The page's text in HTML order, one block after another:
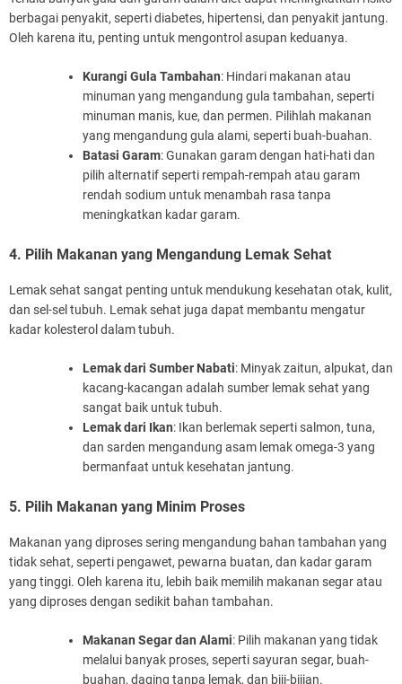
berbagai penyakit, seperti diabetes, hipertensi, dan penyakit jantung.
Oleh karena itu, penting untuk mengontrol asupan keduanya.
Kurangi Gula Tambahan: Hindari makanan atau
minuman yang mengandung gula tambahan, seperti
minuman manis, kue, dan permen. Pilihlah makanan
yang mengandung gula alami, seperti buah-buahan.
Batasi Garam: Gunakan garam dengan hati-hati dan
pilih alternatif seperti rempah-rempah atau garam
rendah sodium untuk menambah rasa tanpa
meningkatkan kadar garam.
4. Pilih Makanan yang Mengandung Lemak Sehat
Lemak sehat sangat penting untuk mendukung kesehatan otak, kulit,
dan sel-sel tubuh. Lemak sehat juga dapat membantu mengatur
kadar kolesterol dalam tubuh.
Lemak dari Sumber Nabati: Minyak zaitun, alpukat, dan
kacang-kacangan adalah sumber lemak sehat yang
sangat baik untuk tubuh.
Lemak dari Ikan: Ikan berlemak seperti salmon, tuna,
dan sarden mengandung asam lemak omega-3 yang
bermanfaat untuk kesehatan jantung.
5. Pilih Makanan yang Minim Proses
Makanan yang diproses sering mengandung bahan tambahan yang
tidak sehat, seperti pengawet, pewarna buatan, dan kadar garam
yang tinggi. Oleh karena itu, lebih baik memilih makanan segar atau
yang diproses dengan sedikit bahan tambahan.
Makanan Segar dan Alami: Pilih makanan yang tidak
melalui banyak proses, seperti sayuran segar, buah-
buahan, daging tanpa lemak, dan biji-bijian.